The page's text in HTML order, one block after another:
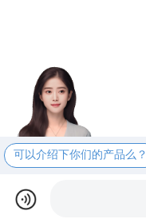
可以介绍下你们的产品么？